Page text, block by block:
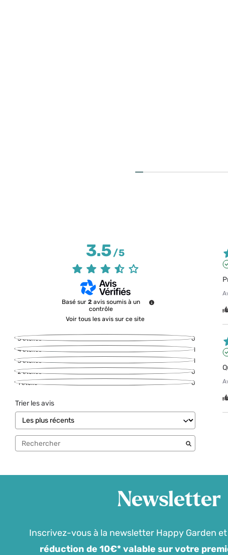
3.5/5
Basé sur 2 avis soumis à un
contrôle
Voir tous les avis sur ce site
5étoiles
0
4étoiles
1
3étoiles
1
2étoiles
0
1étoile 0
Trier les avis
Newsletter
Inscrivez-vous à la newsletter Happy Garden
réduction de 10€* valable sur votre